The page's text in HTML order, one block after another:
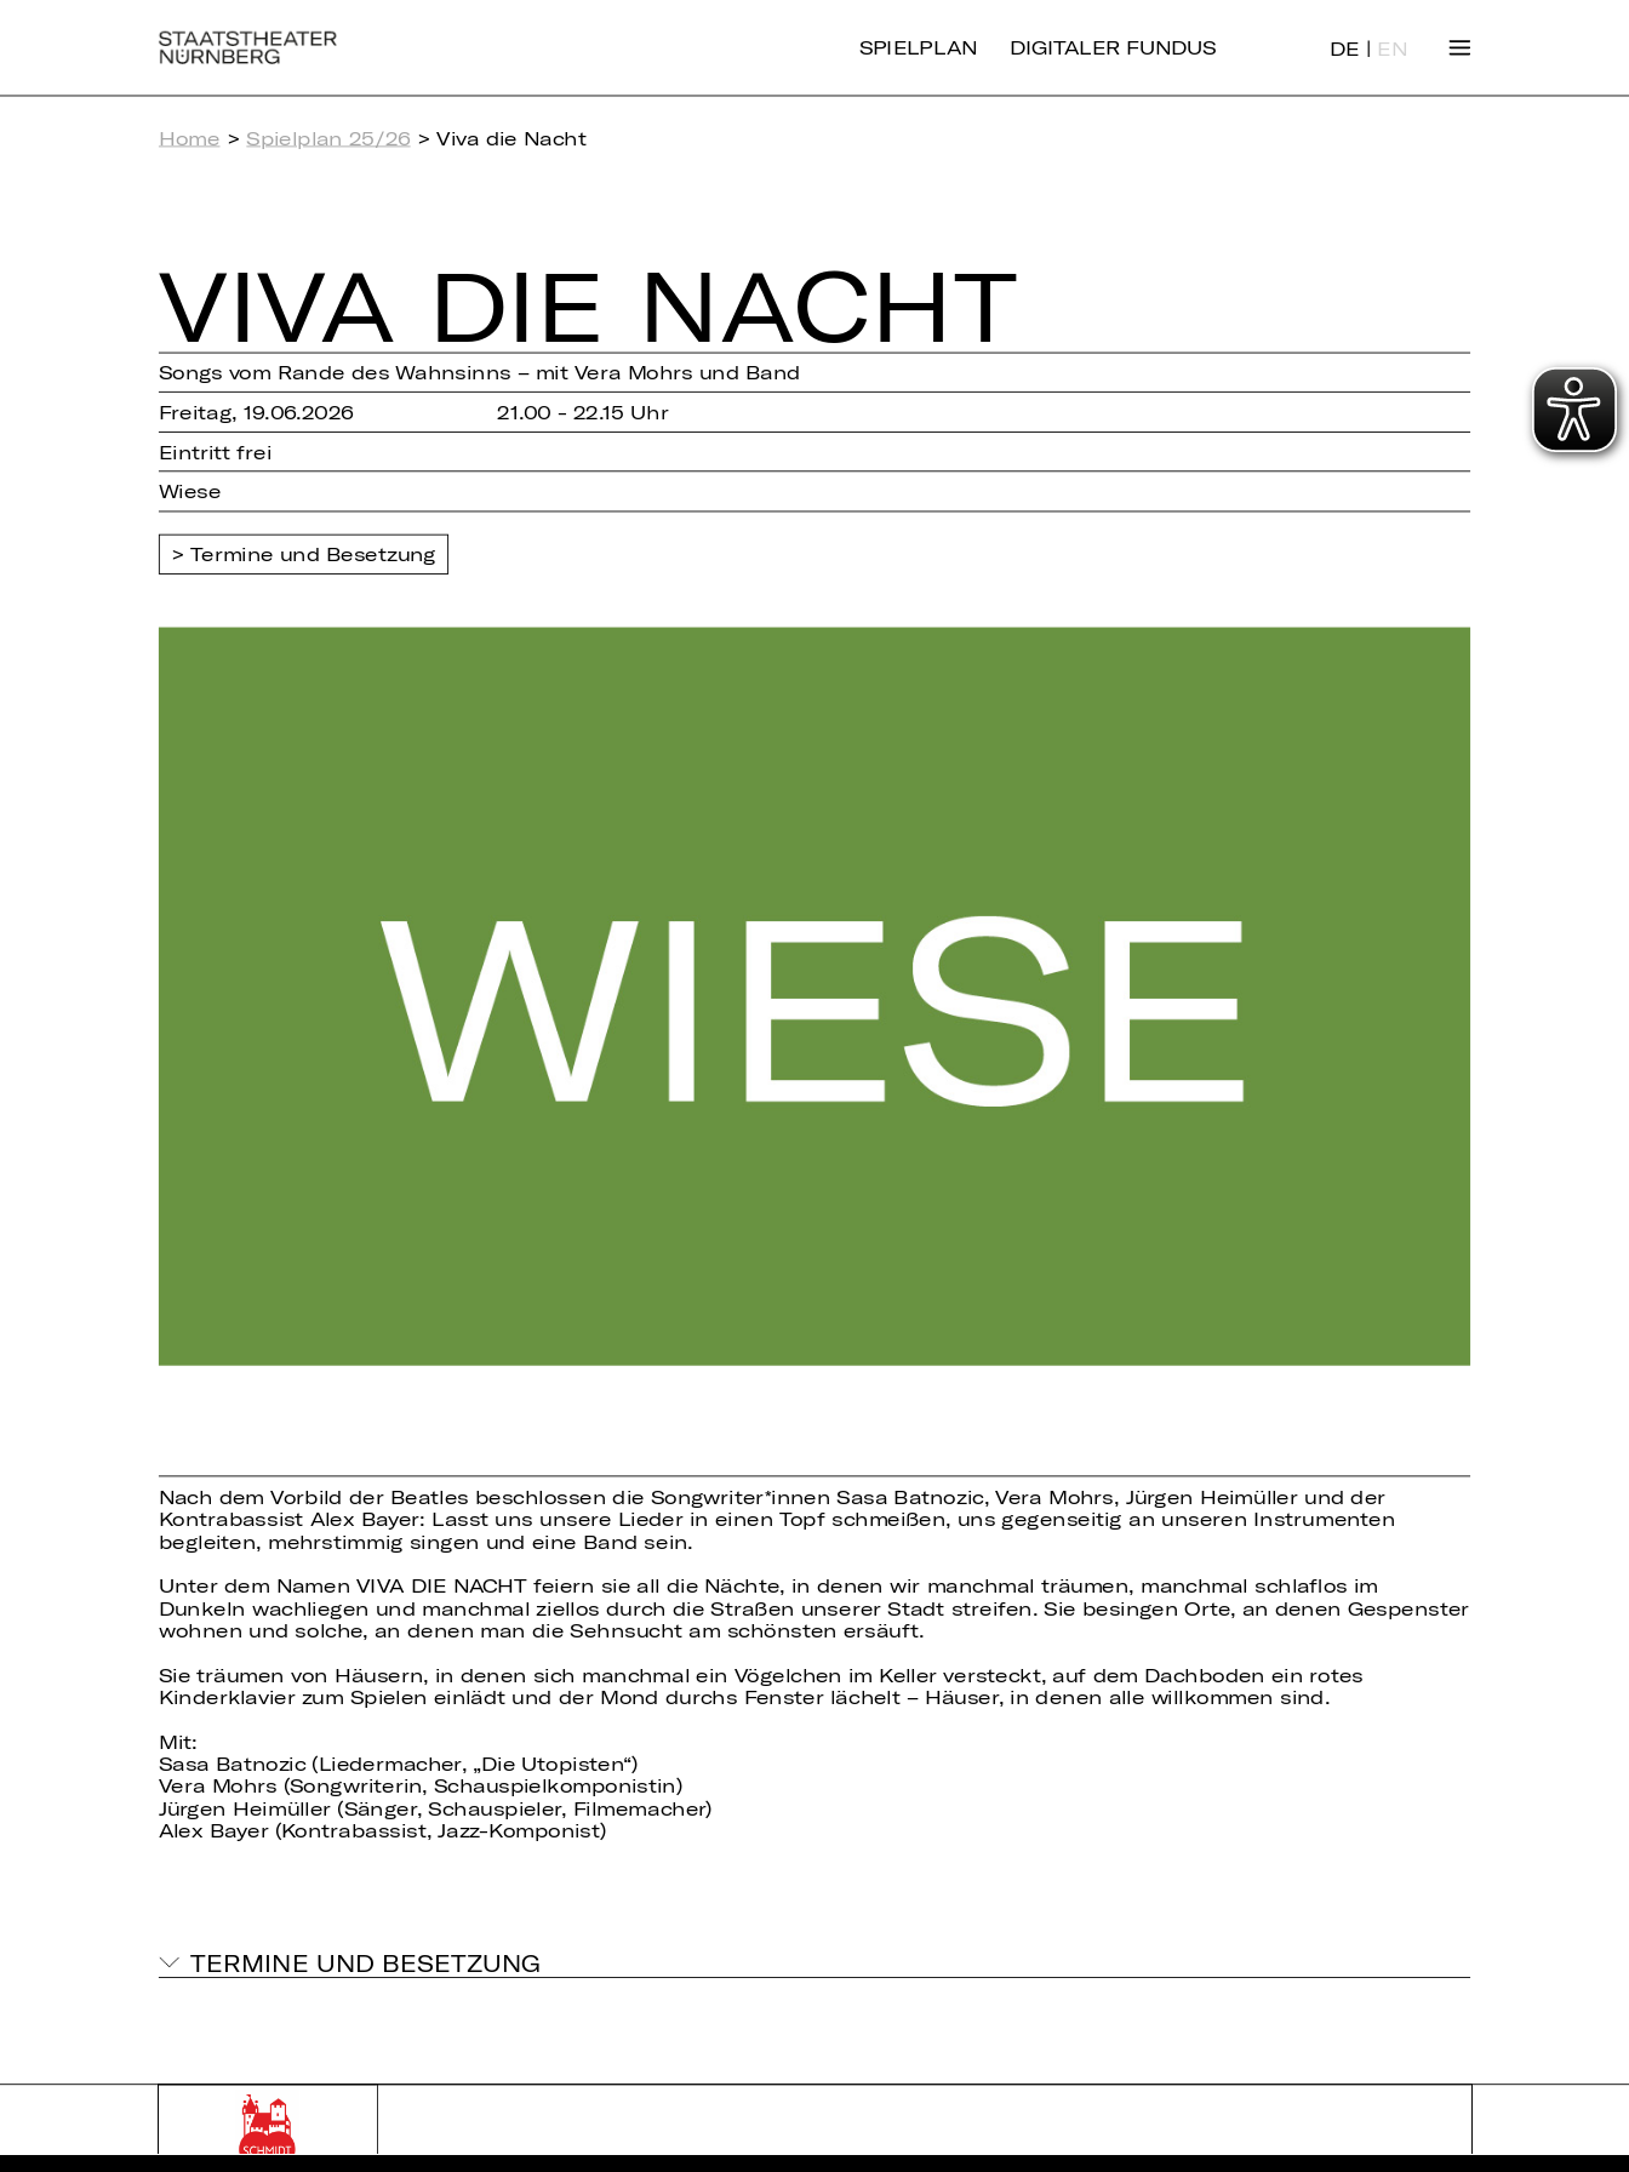
SPIELPLAN DIGITALER FUNDUS DE | EN
Home > Spielplan 25/26 > Viva die Nacht
VIVA DIE NACHT
Songs vom Rande des Wahnsinns – mit Vera Mohrs und Band
Freitag, 19.06.2026
21.00 - 22.15 Uhr
Eintritt frei
Wiese
Termine und Besetzung
Nach dem Vorbild der Beatles beschlossen die Songwriter*innen Sasa Batnozic, Vera Mohrs, Jürgen Heimüller und der
Kontrabassist Alex Bayer: Lasst uns unsere Lieder in einen Topf schmeißen, uns gegenseitig an unseren Instrumenten
begleiten, mehrstimmig singen und eine Band sein.
Unter dem Namen VIVA DIE NACHT feiern sie all die Nächte, in denen wir manchmal träumen, manchmal schlaflos im
Dunkeln wachliegen und manchmal ziellos durch die Straßen unserer Stadt streifen. Sie besingen Orte, an denen Gespenster
wohnen und solche, an denen man die Sehnsucht am schönsten ersäuft.
Sie träumen von Häusern, in denen sich manchmal ein Vögelchen im Keller versteckt, auf dem Dachboden ein rotes
Kinderklavier zum Spielen einlädt und der Mond durchs Fenster lächelt – Häuser, in denen alle willkommen sind.
Mit:
Sasa Batnozic (Liedermacher, „Die Utopisten“)
Vera Mohrs (Songwriterin, Schauspielkomponistin)
Jürgen Heimüller (Sänger, Schauspieler, Filmemacher)
Alex Bayer (Kontrabassist, Jazz-Komponist)
TERMINE UND BESETZUNG